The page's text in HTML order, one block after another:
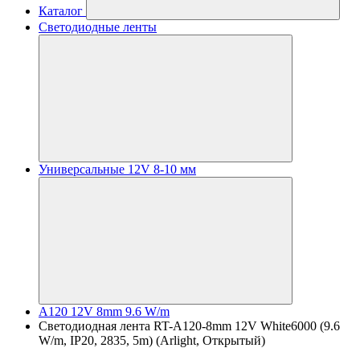
Каталог
Светодиодные ленты
Универсальные 12V 8-10 мм
A120 12V 8mm 9.6 W/m
Светодиодная лента RT-A120-8mm 12V White6000 (9.6
W/m, IP20, 2835, 5m) (Arlight, Открытый)